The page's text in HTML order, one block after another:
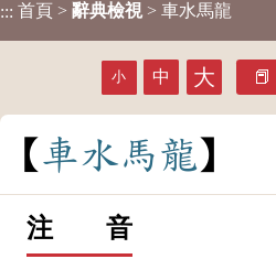
::: 首頁 > 辭典檢視 > 車水馬龍
小 中 大
車水馬龍
注 音